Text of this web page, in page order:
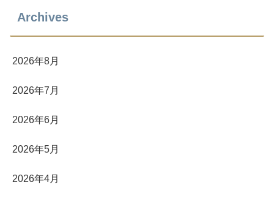
Archives
2026年8月
2026年7月
2026年6月
2026年5月
2026年4月